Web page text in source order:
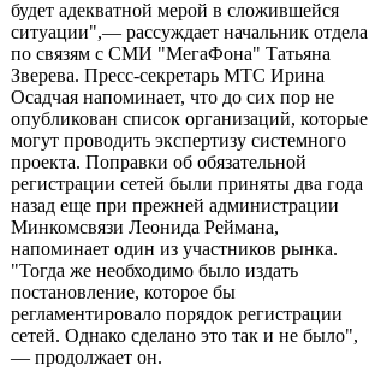
будет адекватной мерой в сложившейся
ситуации",— рассуждает начальник отдела
по связям с СМИ "МегаФона" Татьяна
Зверева. Пресс-секретарь МТС Ирина
Осадчая напоминает, что до сих пор не
опубликован список организаций, которые
могут проводить экспертизу системного
проекта. Поправки об обязательной
регистрации сетей были приняты два года
назад еще при прежней администрации
Минкомсвязи Леонида Реймана,
напоминает один из участников рынка.
"Тогда же необходимо было издать
постановление, которое бы
регламентировало порядок регистрации
сетей. Однако сделано это так и не было",
— продолжает он.